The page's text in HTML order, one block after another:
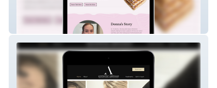
Donnas Desserts